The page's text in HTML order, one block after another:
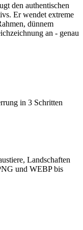
den authentischen
Er wendet extreme
dünnem
an - genau
in 3 Schritten
Landschaften
und WEBP bis